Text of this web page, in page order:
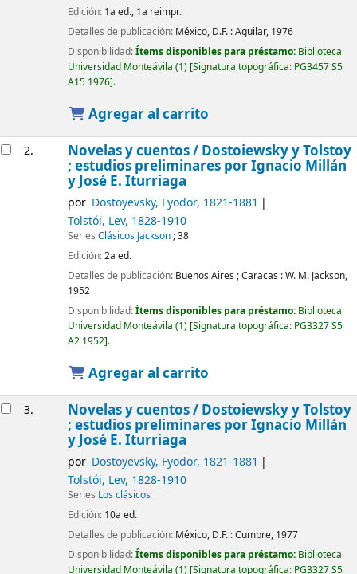
Edición: 1a ed., 1a reimpr.
Detalles de publicación: México, D.F. :Aguilar, 1976
Disponibilidad:Ítems disponibles para préstamo: Biblioteca
Universidad Monteávila (1) Signatura topográfica: PG3457 S5
A15 1976 .
Agregar al carrito
2. Novelas y cuentos / Dostoiewsky y Tolstoy
; estudios preliminares por Ignacio Millán
y José E. Iturriaga
por Dostoyevsky, Fyodor, 1821-1881
Tolstói, Lev, 1828-1910
Series Clásicos Jackson; 38
Edición:2a ed.
Detalles de publicación: Buenos Aires ; Caracas :W. M. Jackson,
1952
Disponibilidad:Ítems disponibles para préstamo: Biblioteca
Universidad Monteávila (1) Signatura topográfica: PG3327 S5
A2 1952 .
Agregar al carrito
3. Novelas y cuentos / Dostoiewsky y Tolstoy
; estudios preliminares por Ignacio Millán
y José E. Iturriaga
por Dostoyevsky, Fyodor, 1821-1881
Tolstói, Lev, 1828-1910
Series Los clásicos
Edición: 10a ed.
Detalles de publicación: México, D.F. :Cumbre, 1977
Disponibilidad:Ítems disponibles para préstamo: Biblioteca
Universidad Monteávila (1) Signatura topográfica: PG3327 S5